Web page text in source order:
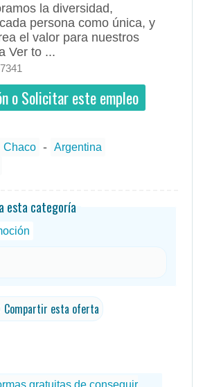
la diversidad,
persona como única, y
el valor para nuestros
Ver to ...
o Solicitar este empleo
Chaco - Argentina
esta categoría
Compartir esta oferta